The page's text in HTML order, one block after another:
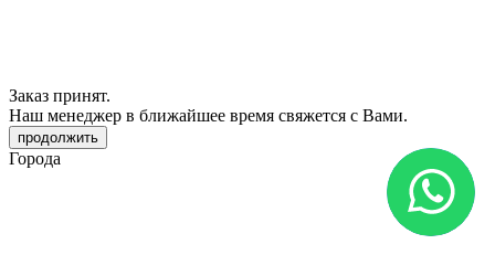
Заказ принят.
Наш менеджер в ближайшее время свяжется с Вами.
продолжить
Города